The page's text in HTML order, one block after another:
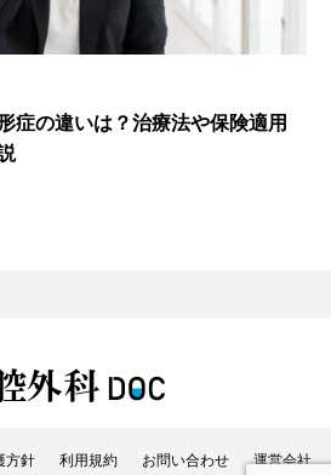
による喉の痛みとは？原因や治し
します
方針 利用規約 お問い合わせ 運営会社